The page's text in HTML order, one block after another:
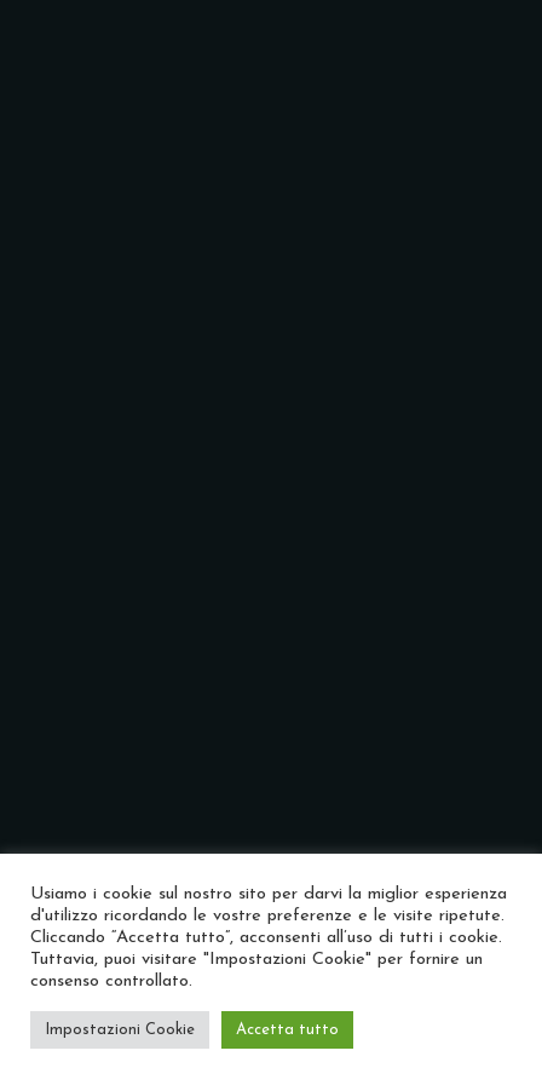
Usiamo i cookie sul nostro sito per darvi la miglior esperienza
d'utilizzo ricordando le vostre preferenze e le visite ripetute.
Cliccando “Accetta tutto”, acconsenti all’uso di tutti i cookie.
Tuttavia, puoi visitare "Impostazioni Cookie" per fornire un
consenso controllato.
Impostazioni Cookie Accetta tutto